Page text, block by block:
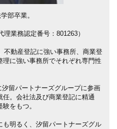
部卒業。
理業務認定番号：801263）
不動産登記に強い事務所、商業登
に強い事務所でそれぞれ専門性
留パートナーズグループに参画
。会社法及び商業登記に精通
をもつ。
も明るく、汐留パートナーズグル